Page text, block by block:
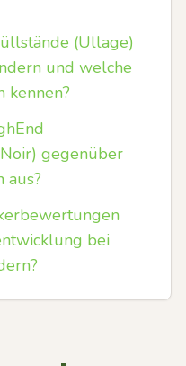
(Ullage)
und welche
kennen?
gegenüber
bei